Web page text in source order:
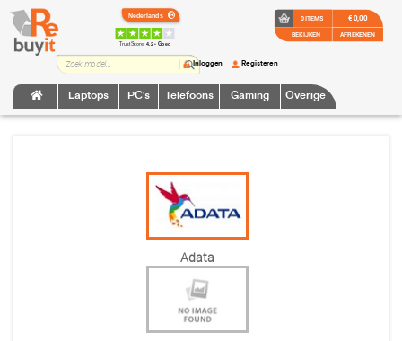
TrustScore:4.2 • Goed
Laptops PC's Telefoons Gaming Overige
Inloggen Registeren
0 ITEMS
BEKIJKEN
€ 0,00
AFREKENEN
Adata